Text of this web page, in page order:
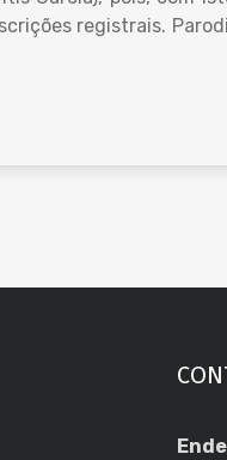
registrais.